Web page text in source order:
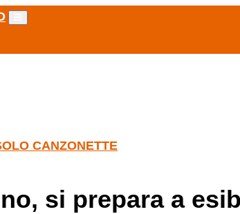
CANZONETTE
si prepara a